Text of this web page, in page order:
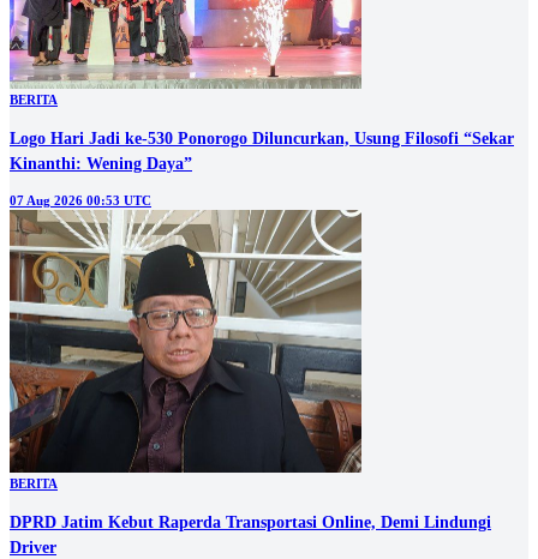
BERITA
Logo Hari Jadi ke-530 Ponorogo Diluncurkan, Usung Filosofi “Sekar
Kinanthi: Wening Daya”
07 Aug 2026 00:53 UTC
BERITA
DPRD Jatim Kebut Raperda Transportasi Online, Demi Lindungi
Driver